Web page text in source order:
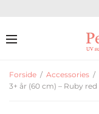
Forside / Accessories /
3+ år (60 cm) – Ruby red